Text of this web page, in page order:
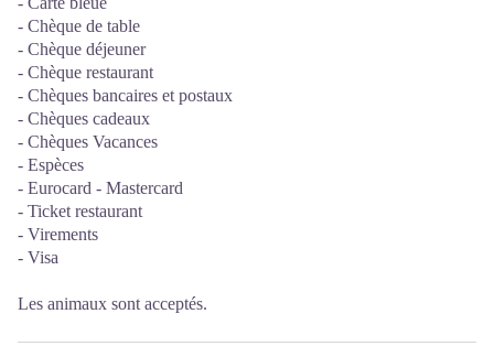
- Chèque de table
- Chèque déjeuner
- Chèque restaurant
- Chèques bancaires et postaux
- Chèques cadeaux
- Chèques Vacances
- Espèces
- Eurocard - Mastercard
- Ticket restaurant
- Virements
- Visa
Les animaux sont acceptés.